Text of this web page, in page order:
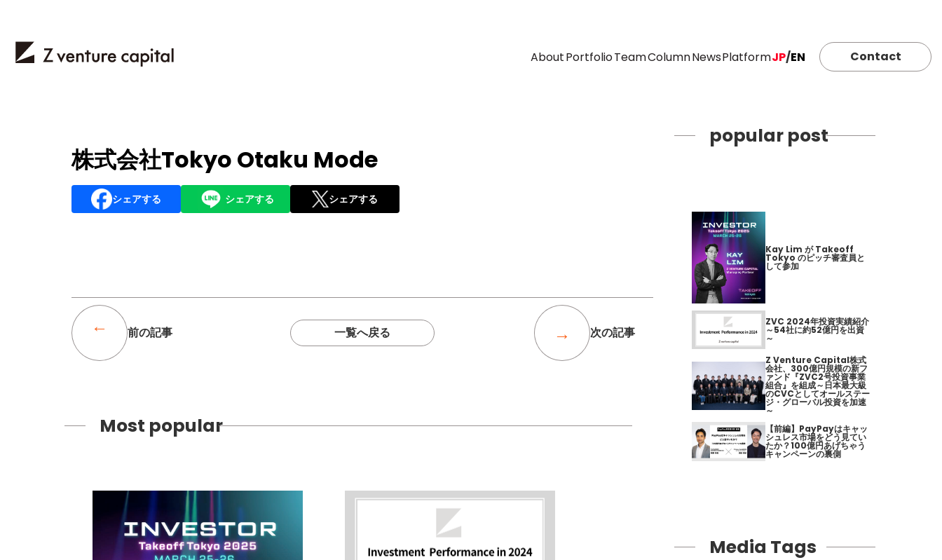
AboutPortfolioTeamColumnNewsPlatformJP/EN Contact
株式会社Tokyo Otaku Mode
シェアする シェアする シェアする
前の記事 一覧へ戻る 次の記事
Most popular
popular post
Kay Lim が Takeoff
Tokyo のピッチ審査員と
して参加
ZVC 2024年投資実績紹介
～54社に約52億円を出資
～
Z Venture Capital株式
会社、300億円規模の新フ
ァンド『ZVC2号投資事業
組合』を組成～日本最大級
のCVCとしてオールステー
ジ・グローバル投資を加速
～
【前編】PayPayはキャッ
シュレス市場をどう見てい
たか？100億円あげちゃう
キャンペーンの裏側
Media Tags